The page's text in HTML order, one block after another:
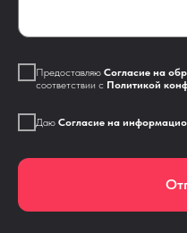
Предоставляю Согласие на
соответствии с Политикой
Даю Согласие на